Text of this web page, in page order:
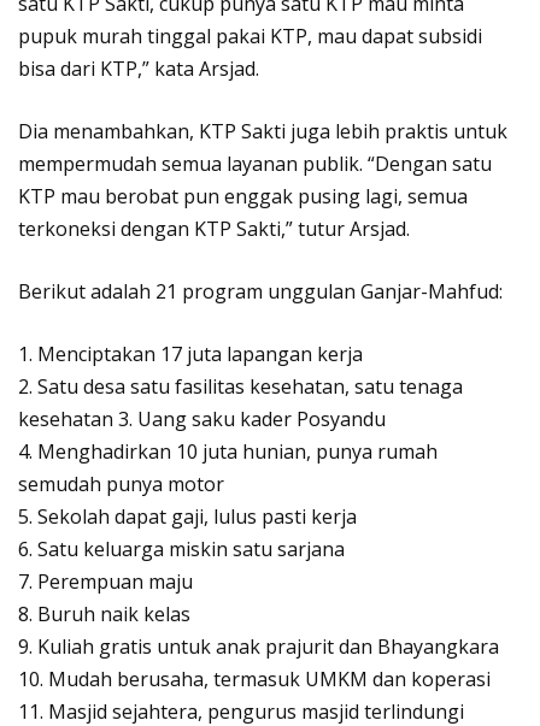
pupuk murah tinggal pakai KTP, mau dapat subsidi
bisa dari KTP,” kata Arsjad.
Dia menambahkan, KTP Sakti juga lebih praktis untuk
mempermudah semua layanan publik. “Dengan satu
KTP mau berobat pun enggak pusing lagi, semua
terkoneksi dengan KTP Sakti,” tutur Arsjad.
Berikut adalah 21 program unggulan Ganjar-Mahfud:
1. Menciptakan 17 juta lapangan kerja
2. Satu desa satu fasilitas kesehatan, satu tenaga
kesehatan 3. Uang saku kader Posyandu
4. Menghadirkan 10 juta hunian, punya rumah
semudah punya motor
5. Sekolah dapat gaji, lulus pasti kerja
6. Satu keluarga miskin satu sarjana
7. Perempuan maju
8. Buruh naik kelas
9. Kuliah gratis untuk anak prajurit dan Bhayangkara
10. Mudah berusaha, termasuk UMKM dan koperasi
11. Masjid sejahtera, pengurus masjid terlindungi